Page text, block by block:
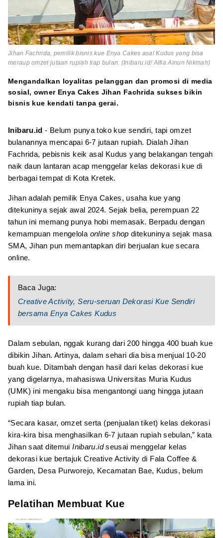
Jihan Fachrida, pemilik bisnis kue Enya Cakes asal Kudus yang bisa
meraup omzet jutaan rupiah tiap bulan. (Inibaru.id/ Alfia Ainun Nikmah)
Mengandalkan loyalitas pelanggan dan promosi di media
sosial, owner Enya Cakes Jihan Fachrida sukses bikin
bisnis kue kendati tanpa gerai.
Inibaru.id- Belum punya toko kue sendiri, tapi omzet
bulanannya mencapai 6-7 jutaan rupiah. Dialah Jihan
Fachrida, pebisnis keik asal Kudus yang belakangan tengah
naik daun lantaran acap menggelar kelas dekorasi kue di
berbagai tempat di Kota Kretek.
Jihan adalah pemilik Enya Cakes, usaha kue yang
ditekuninya sejak awal 2024. Sejak belia, perempuan 22
tahun ini memang punya hobi memasak. Berpadu dengan
kemampuan mengelola online shop ditekuninya sejak masa
SMA, Jihan pun memantapkan diri berjualan kue secara
online.
Baca Juga:
Creative Activity, Seru-seruan Dekorasi Kue Sendiri
bersama Enya Cakes Kudus
Dalam sebulan, nggak kurang dari 200 hingga 400 buah kue
dibikin Jihan. Artinya, dalam sehari dia bisa menjual 10-20
buah kue. Ditambah dengan hasil dari kelas dekorasi kue
yang digelarnya, mahasiswa Universitas Muria Kudus
(UMK) ini mengaku bisa mengantongi uang hingga jutaan
rupiah tiap bulan.
“Secara kasar, omzet serta (penjualan tiket) kelas dekorasi
kira-kira bisa menghasilkan 6-7 jutaan rupiah sebulan,” kata
Jihan saat ditemuiInibaru.idseusai menggelar kelas
dekorasi kue bertajuk Creative Activity di Fala Coffee &
Garden, Desa Purworejo, Kecamatan Bae, Kudus, belum
lama ini.
Pelatihan Membuat Kue